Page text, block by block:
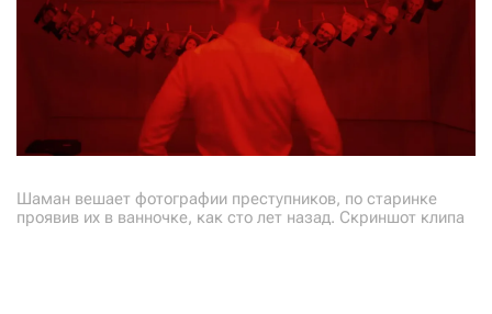
Шаман вешает фотографии преступников, по старинке
проявив их в ванночке, как сто лет назад. Скриншот клипа